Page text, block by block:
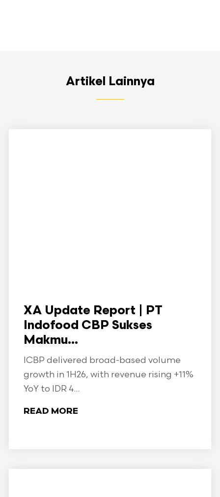
Artikel Lainnya
XA Update Report | PT
Indofood CBP Sukses
Makmu...
ICBP delivered broad-based volume
growth in 1H26, with revenue rising +11%
YoY to IDR 4...
READ MORE